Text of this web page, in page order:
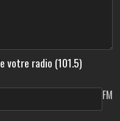
votre radio (101.5)
FM